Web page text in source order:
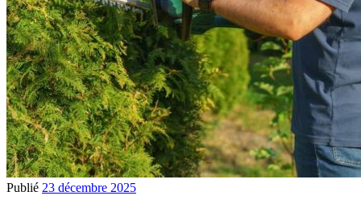
Publié 23 décembre 2025